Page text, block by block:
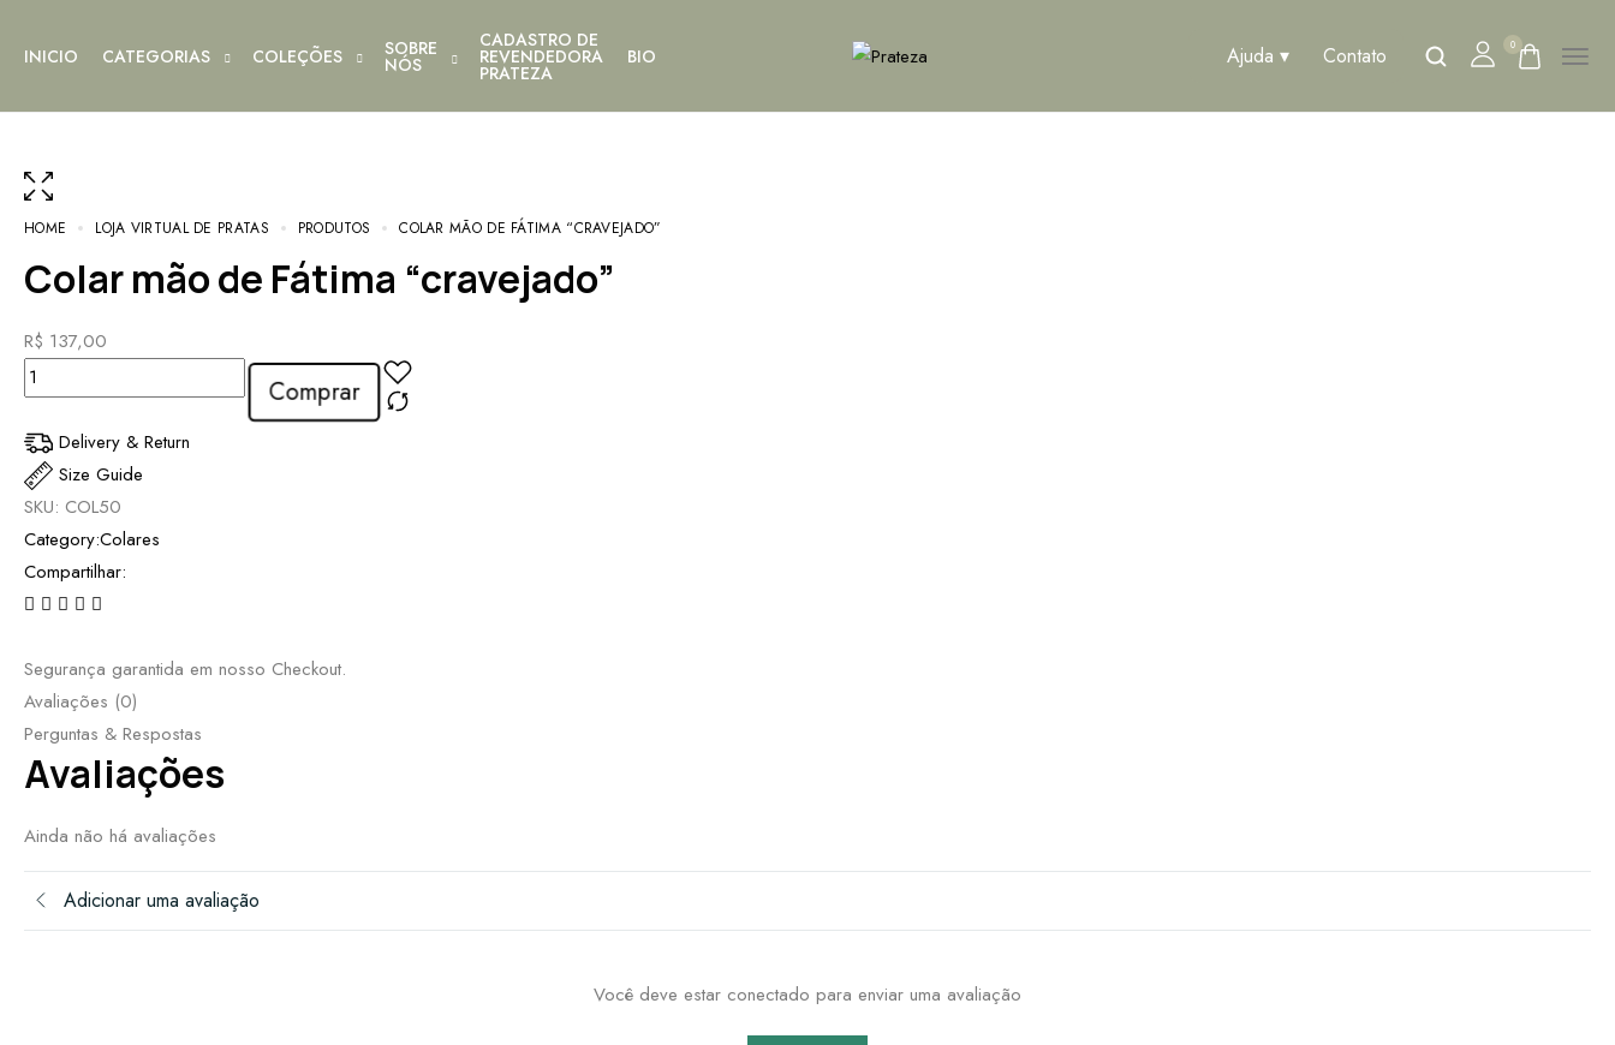
INICIO CATEGORIAS COLEÇÕES SOBRE
NÓS
CADASTRO DE
REVENDEDORA
PRATEZA
BIO Ajuda Contato 0
HOME LOJA VIRTUAL DE PRATAS PRODUTOS COLAR MÃO DE FÁTIMA “CRAVEJADO”
Colar mão de Fátima “cravejado”
R$ 137,00
Comprar
Delivery & Return
Size Guide
SKU: COL50
Category:Colares
Compartilhar:
Segurança garantida em nosso Checkout.
Avaliações (0)
Perguntas & Respostas
Avaliações
Ainda não há avaliações
Adicionar uma avaliação
Você deve estar conectado para enviar uma avaliação